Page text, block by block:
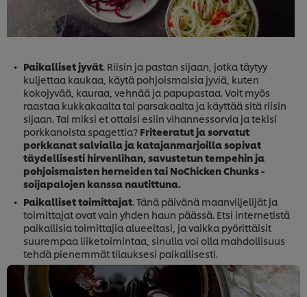
Paikalliset jyvät. Riisin ja pastan sijaan, jotka täytyy
kuljettaa kaukaa, käytä pohjoismaisia jyviä, kuten
kokojyvää, kauraa, vehnää ja papupastaa. Voit myös
raastaa kukkakaalta tai parsakaalta ja käyttää sitä riisin
sijaan. Tai miksi et ottaisi esiin vihannessorvia ja tekisi
porkkanoista spagettia? Friteeratut ja sorvatut
porkkanat salvialla ja katajanmarjoilla sopivat
täydellisesti hirvenlihan, savustetun tempehin ja
pohjoismaisten herneiden tai NoChicken Chunks -
soijapalojen kanssa nautittuna.
Paikalliset toimittajat. Tänä päivänä maanviljelijät ja
toimittajat ovat vain yhden haun päässä. Etsi internetistä
paikallisia toimittajia alueeltasi, ja vaikka pyörittäisit
suurempaa liiketoimintaa, sinulla voi olla mahdollisuus
tehdä pienemmät tilauksesi paikallisesti.